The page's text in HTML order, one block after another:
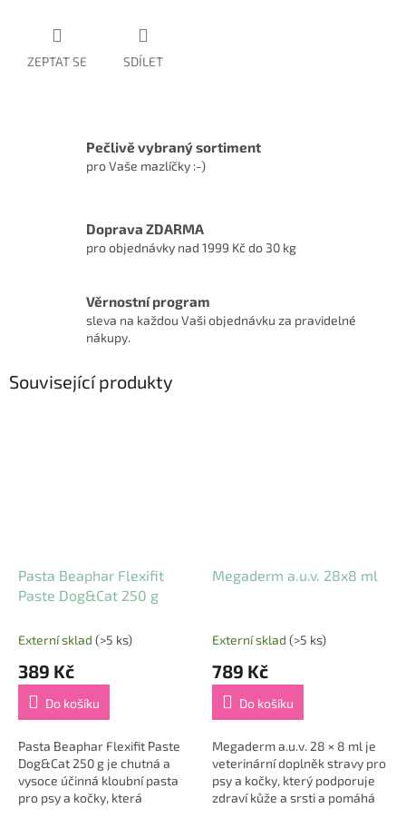
ZEPTAT SE SDÍLET
Pečlivě vybraný sortiment
pro Vaše mazlíčky :-)
Doprava ZDARMA
pro objednávky nad 1999 Kč do 30 kg
Věrnostní program
sleva na každou Vaši objednávku za pravidelné
nákupy.
Související produkty
Pasta Beaphar Flexifit
Paste Dog&Cat 250 g
Externí sklad (>5 ks)
389 Kč
Do košíku
Pasta Beaphar Flexifit Paste
Dog&Cat 250 g je chutná a
vysoce účinná kloubní pasta
pro psy a kočky, která
Megaderm a.u.v. 28x8 ml
Externí sklad (>5 ks)
789 Kč
Do košíku
Megaderm a.u.v. 28 × 8 ml je
veterinární doplněk stravy pro
psy a kočky, který podporuje
zdraví kůže a srsti a pomáhá